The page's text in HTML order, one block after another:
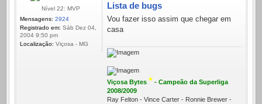
Nível 22: MVP
Mensagens: 2924
Registrado em: Sáb Dez 04,
2004 9:50 pm
Localização: Viçosa - MG
Lista de bugs
Vou fazer isso assim que chegar em
casa
Viçosa Bytes * - Campeão da Superliga
2008/2009
Ray Felton - Vince Carter - Ronnie Brewer -